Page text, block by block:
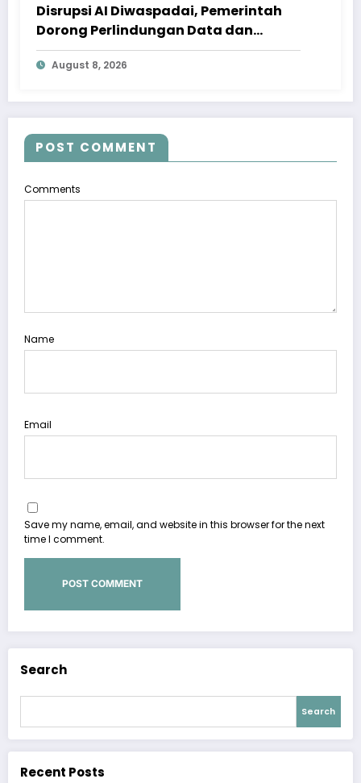
Disrupsi AI Diwaspadai, Pemerintah
Dorong Perlindungan Data dan
Konten Jurnalistik
August 8, 2026
POST COMMENT
Comments
Name
Email
Save my name, email, and website in this browser for the next
time I comment.
Search
Search
Recent Posts